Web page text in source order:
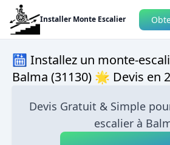
Installer Monte Escalier
🛗 Installez un monte-
Balma (31130) 🌟 Devis en
Devis Gratuit & Simple
escalier à